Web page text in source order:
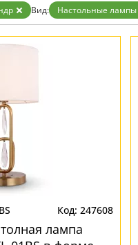
Прозрачные
Хром
Черные
Вид: Настольные лампы
247608
лампа